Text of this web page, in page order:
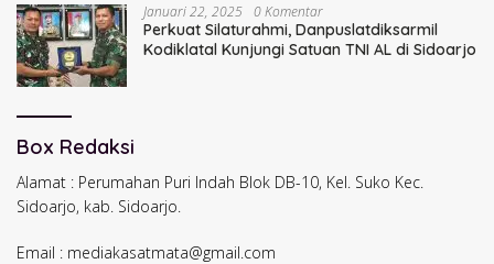
Januari 22, 2025 0 Komentar
Perkuat Silaturahmi, Danpuslatdiksarmil
Kodiklatal Kunjungi Satuan TNI AL di Sidoarjo
Box Redaksi
Alamat : Perumahan Puri Indah Blok DB-10, Kel. Suko Kec.
Sidoarjo, kab. Sidoarjo.
Email : mediakasatmata@gmail.com